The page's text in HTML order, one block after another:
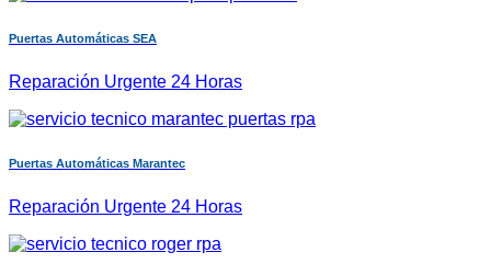
Puertas Automáticas SEA
Reparación Urgente 24 Horas
Puertas Automáticas Marantec
Reparación Urgente 24 Horas